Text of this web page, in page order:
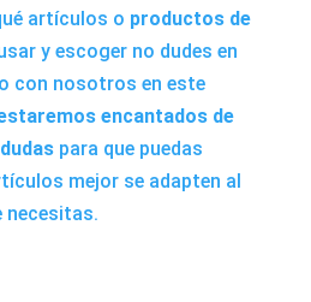
artículos o productos de
y escoger no dudes en
con nosotros en este
encantados de
para que puedas
mejor se adapten al
necesitas.